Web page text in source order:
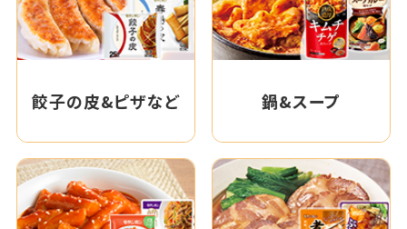
餃子の皮&ピザなど 鍋&スープ